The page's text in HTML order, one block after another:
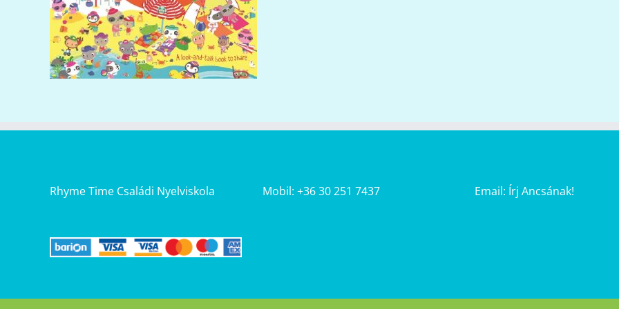
Rhyme Time Családi Nyelviskola Mobil: +36 30 251 7437 Email: Írj Ancsának!